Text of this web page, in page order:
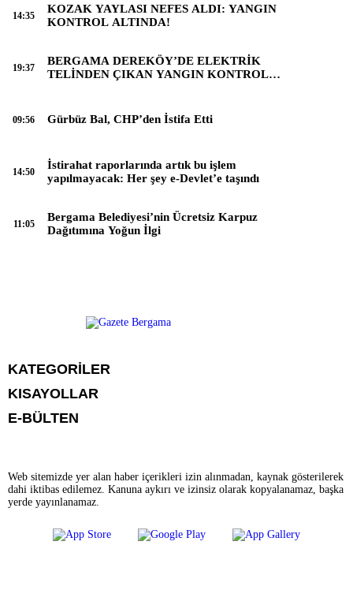
KOZAK YAYLASI NEFES ALDI: YANGIN
KONTROL ALTINDA!
14:35
BERGAMA DEREKÖY’DE ELEKTRİK
TELİNDEN ÇIKAN YANGIN KONTROL
19:37
Gürbüz Bal, CHP’den İstifa Etti
09:56
İstirahat raporlarında artık bu işlem
yapılmayacak: Her şey e-Devlet’e taşındı
14:50
Bergama Belediyesi’nin Ücretsiz Karpuz
Dağıtımına Yoğun İlgi
11:05
KATEGORİLER
BURÇLAR
HAVA DURUMU
CANLI TV
FİKSTÜR
FİRMA EKLE
GAZETE OKU
KISAYOLLAR
Menü seçimi yapın. WP-ADMIN → Görünüm → Menüler sayfasından
E-BÜLTEN
gazetebergama.com.tr
Web sitemizde yer alan haber içerikleri izin alınmadan, kaynak gösterilerek
dahi iktibas edilemez. Kanuna aykırı ve izinsiz olarak kopyalanamaz, başka
yerde yayınlanamaz.